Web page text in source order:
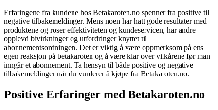
Erfaringene fra kundene hos Betakaroten.no spenner fra positive til
negative tilbakemeldinger. Mens noen har hatt gode resultater med
produktene og roser effektiviteten og kundeservicen, har andre
opplevd bivirkninger og utfordringer knyttet til
abonnementsordningen. Det er viktig å være oppmerksom på ens
egen reaksjon på betakaroten og å være klar over vilkårene før man
inngår et abonnement. Ta hensyn til både positive og negative
tilbakemeldinger når du vurderer å kjøpe fra Betakaroten.no.
Positive Erfaringer med Betakaroten.no